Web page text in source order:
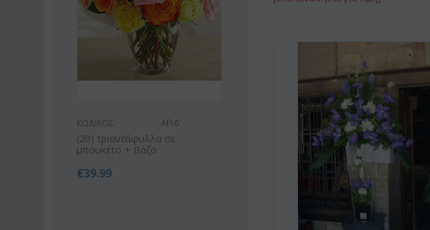
ΚΩΔΙΚΟΣ: Af9
Ροζ ή λευκό μπουκέτο με
οριένταλ λίλιουμ
€55.00 €
Afp3
Ορχιδέα φαλαίνοψις φυτό "(1)
στέλεχος λου...
21.99